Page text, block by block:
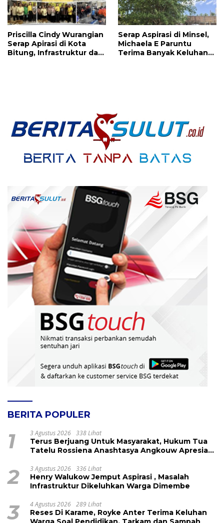
Priscilla Cindy Wurangian
Serap Apirasi di Kota
Bitung, Infrastruktur dan
Serap Aspirasi di Minsel,
Michaela E Paruntu
Terima Banyak Keluhan
BERITA POPULER
1 3 Agustus 2026 338 Lihat
Terus Berjuang Untuk Masyarakat, Hukum Tua
Tatelu Rossiena Anashtasya Angkouw Apresiasi
2 3 Agustus 2026 336 Lihat
Henry Walukow Jemput Aspirasi , Masalah
Infrastruktur Dikeluhkan Warga Dimembe
3 4 Agustus 2026 289 Lihat
Reses Di Karame, Royke Anter Terima Keluhan